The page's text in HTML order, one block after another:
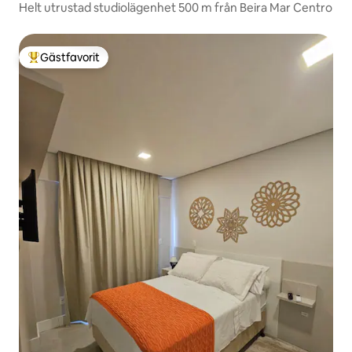
Helt utrustad studiolägenhet 500 m från Beira Mar Centro
Populär gästfavorit
Gästfavorit